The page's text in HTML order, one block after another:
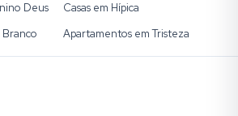
Deus
Casas em Hípica
Apartamentos em Tristeza